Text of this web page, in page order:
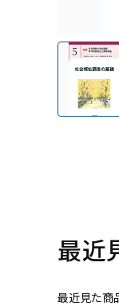
最近
最近見た商